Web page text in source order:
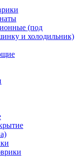
(под
и холодильник)